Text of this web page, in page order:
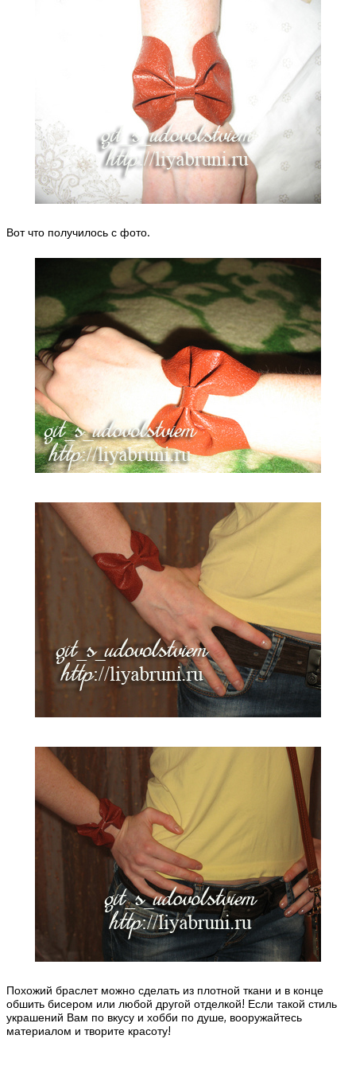
Вот что получилось с фото.
Похожий браслет можно сделать из плотной ткани и в конце
обшить бисером или любой другой отделкой! Если такой стиль
украшений Вам по вкусу и хобби по душе, вооружайтесь
материалом и творите красоту!